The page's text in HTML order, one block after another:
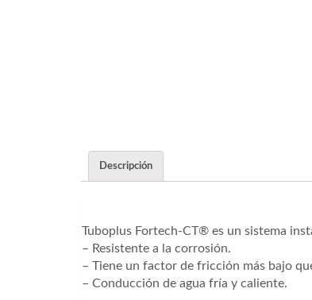
Descripción
Tuboplus Fortech-CT® es un sistema
– Resistente a la corrosión.
– Tiene un factor de fricción más bajo
– Conducción de agua fría y caliente.